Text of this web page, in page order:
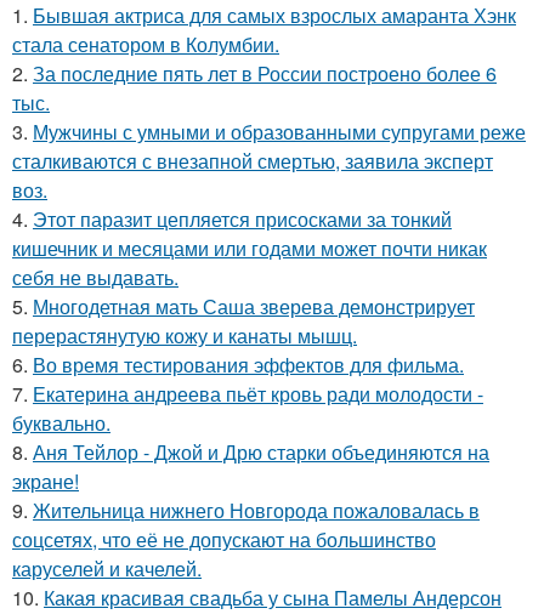
1. Бывшая актриса для самых взрослых амаранта Хэнк
стала сенатором в Колумбии.
2. За последние пять лет в России построено более 6
тыс.
3. Мужчины с умными и образованными супругами реже
сталкиваются с внезапной смертью, заявила эксперт
воз.
4. Этот паразит цепляется присосками за тонкий
кишечник и месяцами или годами может почти никак
себя не выдавать.
5. Многодетная мать Саша зверева демонстрирует
перерастянутую кожу и канаты мышц.
6. Во время тестирования эффектов для фильма.
7. Екатерина андреева пьёт кровь ради молодости -
буквально.
8. Аня Тейлор - Джой и Дрю старки объединяются на
экране!
9. Жительница нижнего Новгорода пожаловалась в
соцсетях, что её не допускают на большинство
каруселей и качелей.
10. Какая красивая свадьба у сына Памелы Андерсон